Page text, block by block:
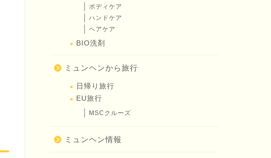
ボディケア
ハンドケア
ヘアケア
BIO洗剤
ミュンヘンから旅行
日帰り旅行
EU旅行
MSCクルーズ
ミュンヘン情報